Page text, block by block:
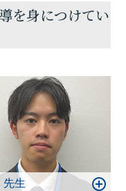
べてが変わった、
かないふりをし
能性があるのだ
ます。
けではありませ
たこと、その経
を身につけてい
先生